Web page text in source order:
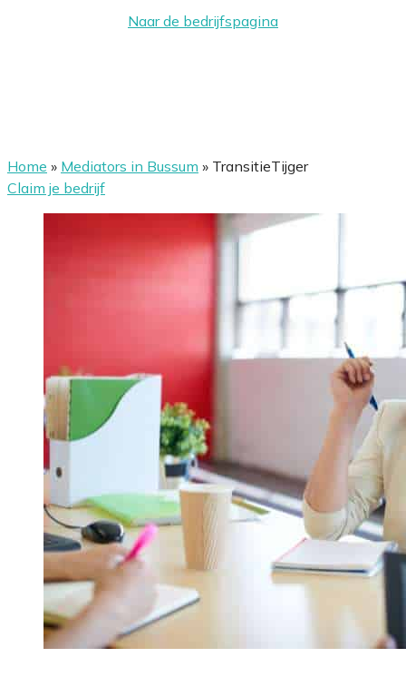
Naar de bedrijfspagina
Home » Mediators in Bussum » TransitieTijger
Claim je bedrijf